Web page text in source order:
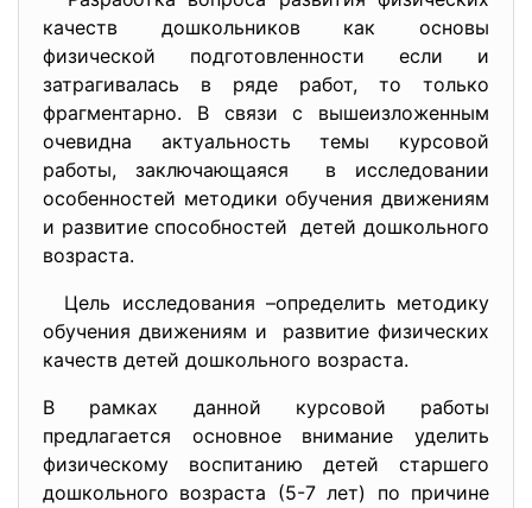
качеств дошкольников как основы
физической подготовленности если и
затрагивалась в ряде работ, то только
фрагментарно. В связи с вышеизложенным
очевидна актуальность темы курсовой
работы, заключающаяся в исследовании
особенностей методики обучения движениям
и развитие способностей детей дошкольного
возраста.
Цель исследования –определить методику
обучения движениям и развитие физических
качеств детей дошкольного возраста.
В рамках данной курсовой работы
предлагается основное внимание уделить
физическому воспитанию детей старшего
дошкольного возраста (5-7 лет) по причине